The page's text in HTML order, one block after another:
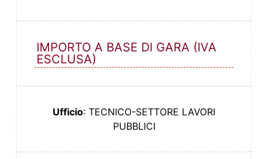
IMPORTO A BASE DI GARA (IVA
ESCLUSA)
Ufficio: TECNICO-SETTORE LAVORI
PUBBLICI